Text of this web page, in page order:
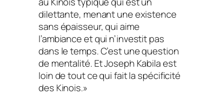
dilettante, menant une existence
sans épaisseur, qui aime
l’ambiance et qui n’investit pas
dans le temps. C’est une question
de mentalité. Et Joseph Kabila est
loin de tout ce qui fait la spécificité
des Kinois.»